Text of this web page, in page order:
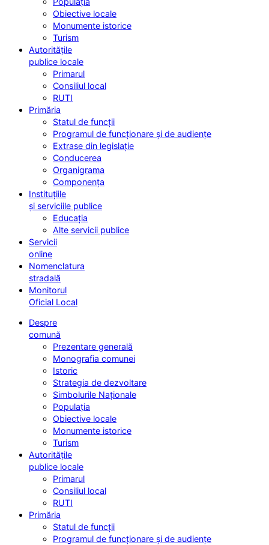
Obiective locale
Monumente istorice
Turism
Autoritățile
publice locale
Primarul
Consiliul local
RUTI
Primăria
Statul de funcții
Programul de funcționare și de audiențe
Extrase din legislație
Conducerea
Organigrama
Componența
Instituțiile
și serviciile publice
Educația
Alte servicii publice
Servicii
online
Nomenclatura
stradală
Monitorul
Oficial Local
Despre
comună
Prezentare generală
Monografia comunei
Istoric
Strategia de dezvoltare
Simbolurile Naționale
Populația
Obiective locale
Monumente istorice
Turism
Autoritățile
publice locale
Primarul
Consiliul local
RUTI
Primăria
Statul de funcții
Programul de funcționare și de audiențe